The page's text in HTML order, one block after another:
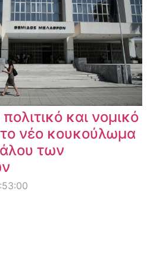
και νομικό
νέο κουκούλωμα
των